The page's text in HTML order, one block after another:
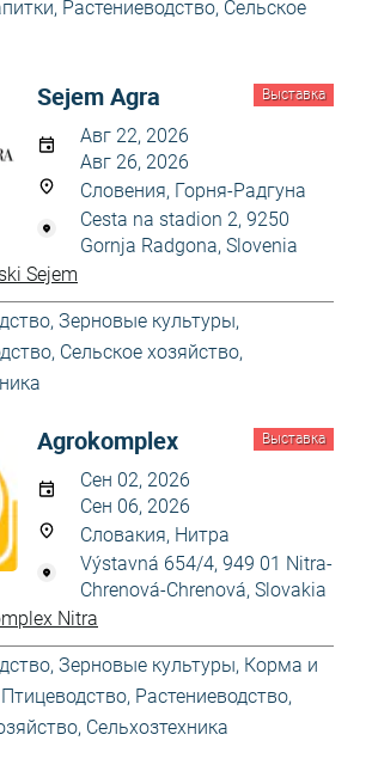
, Растениеводство, Сельское
Выставка
Sejem Agra
Авг 22, 2026
Авг 26, 2026
Словения, Горня-Радгуна
Cesta na stadion 2, 9250
Gornja Radgona, Slovenia
Sejem
, Зерновые культуры,
, Сельское хозяйство,
Выставка
Agrokomplex
Сен 02, 2026
Сен 06, 2026
Словакия, Нитра
Výstavná 654/4, 949 01 Nitra-
Chrenová-Chrenová, Slovakia
Nitra
, Зерновые культуры, Корма и
Птицеводство, Растениеводство,
, Сельхозтехника